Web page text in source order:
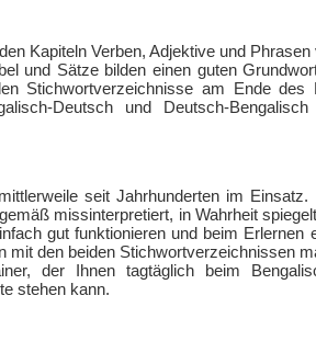
Kapiteln Verben, Adjektive und
und Sätze bilden einen guten
Stichwortverzeichnisse am Ende des
Deutsch und Deutsch-Bengalisch
seit Jahrhunderten im
missinterpretiert, in Wahrheit
gut funktionieren und beim Erlernen
mit den beiden Stichwortverzeichnissen
der Ihnen tagtäglich beim
stehen kann.